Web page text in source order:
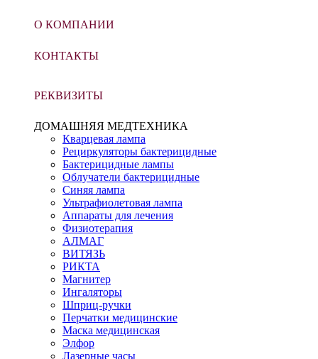
О КОМПАНИИ
КОНТАКТЫ
РЕКВИЗИТЫ
ДОМАШНЯЯ МЕДТЕХНИКА
Кварцевая лампа
Рециркуляторы бактерицидные
Бактерицидные лампы
Облучатели бактерицидные
Синяя лампа
Ультрафиолетовая лампа
Аппараты для лечения
Физиотерапия
АЛМАГ
ВИТЯЗЬ
РИКТА
Магнитер
Ингаляторы
Шприц-ручки
Перчатки медицинские
Маска медицинская
Элфор
Лазерные часы